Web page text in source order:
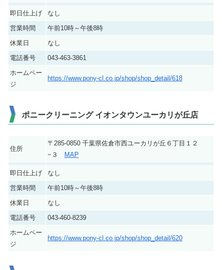
即日仕上げ
なし
営業時間
午前10時～午後8時
休業日
なし
電話番号
043-463-3861
ホームペー
ジ
https://www.pony-cl.co.jp/shop/shop_detail/618
ポニークリーニング イオンタウンユーカリが丘店
住所
〒285-0850 千葉県佐倉市西ユーカリが丘６丁目１２
−３
MAP
即日仕上げ
なし
営業時間
午前10時～午後8時
休業日
なし
電話番号
043-460-8239
ホームペー
ジ
https://www.pony-cl.co.jp/shop/shop_detail/620